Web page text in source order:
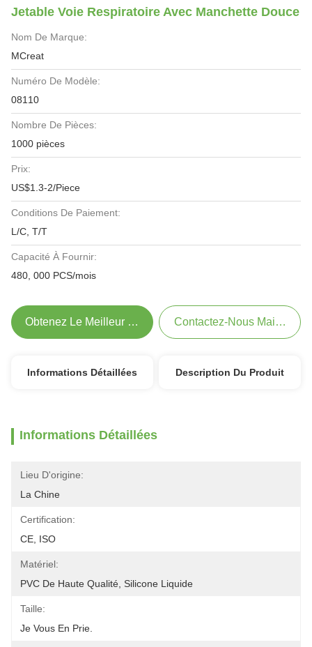
Jetable Voie Respiratoire Avec Manchette Douce
Nom De Marque:
MCreat
Numéro De Modèle:
08110
Nombre De Pièces:
1000 pièces
Prix:
US$1.3-2/Piece
Conditions De Paiement:
L/C, T/T
Capacité À Fournir:
480, 000 PCS/mois
Obtenez Le Meilleur Prix Contactez-Nous Maintenant
Informations Détaillées Description Du Produit
Informations Détaillées
Lieu D'origine:
La Chine
Certification:
CE, ISO
Matériel:
PVC De Haute Qualité, Silicone Liquide
Taille:
Je Vous En Prie.